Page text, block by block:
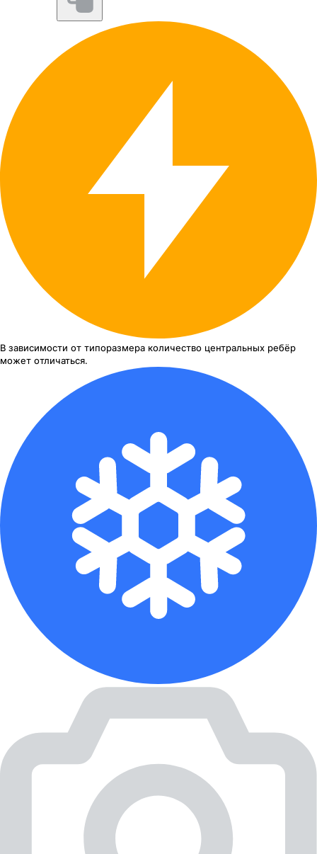
В зависимости от типоразмера количество центральных ребёр
может отличаться.